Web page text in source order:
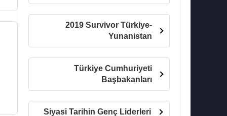
2019 Survivor Türkiye-
Yunanistan
Türkiye Cumhuriyeti
Başbakanları
Siyasi Tarihin Genç Liderleri